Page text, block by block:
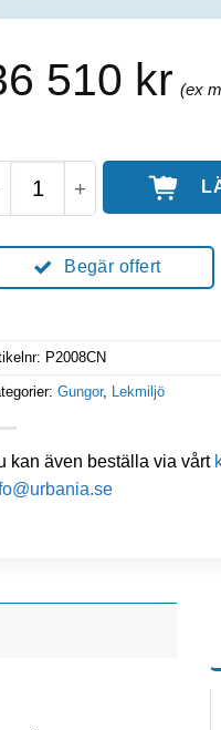
510 kr
med
Begär offert
P2008CN
Gungor, Lekmiljö
kan även beställa via vårt